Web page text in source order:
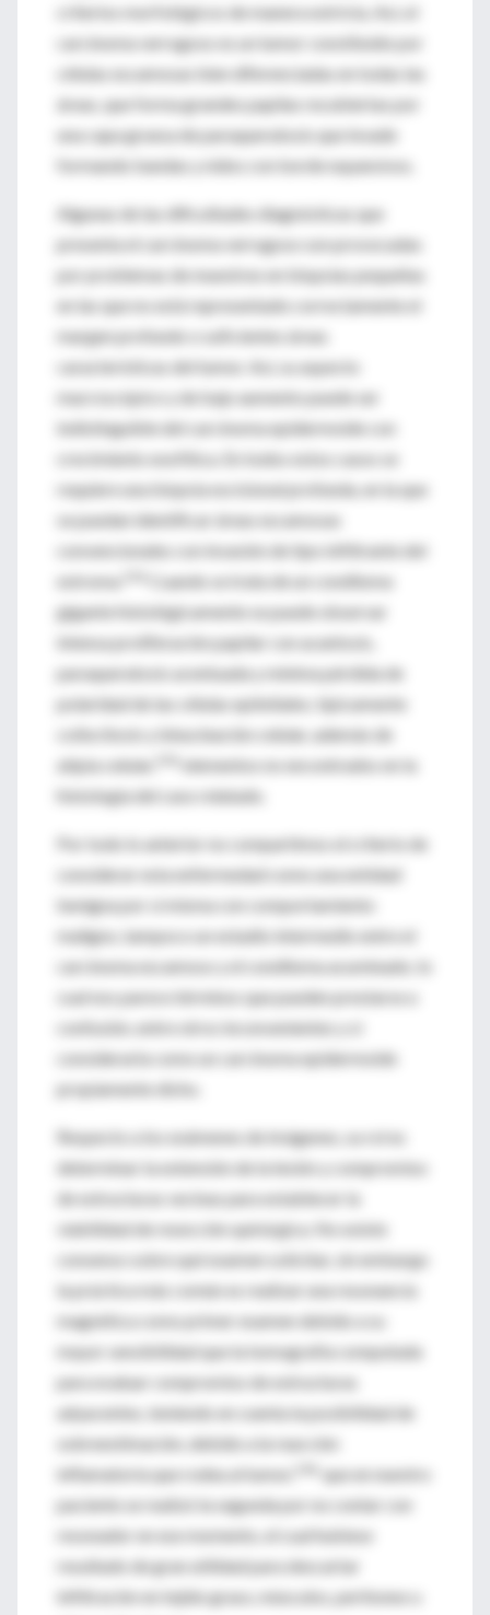
criterios morfológicos de manera estricta. Así, el
carcinoma verrugoso es un tumor constituido por
células escamosas bien diferenciadas en todas las
áreas, que forma grandes papilas recubiertas por
una capa gruesa de paraqueratosis que invade
formando bandas y nidos con borde expansivos.
Algunas de las dificultades diagnósticas que
presenta el carcinoma verrugoso son provocadas
por problemas de muestreo en biopsias pequeñas
en las que no está representado correctamente el
margen profundo o suficientes áreas
características del tumor. Así, su aspecto
macroscópico y de bajo aumento puede ser
indistinguible del carcinoma epidermoide con
crecimiento exofítica. En todos estos casos se
requiere una biopsia escisional profunda, en la que
se puedan identificar áreas escamosas
convencionales con invasión de tipo infiltrante del
estroma.
Cuando se trata de un condiloma
gigante histológicamente se puede observar
intensa proliferación papilar con acantosis,
paraqueratosis acentuada y mínima pérdida de
polaridad de las células epiteliales; típicamente
coilocitosis y binucleación celular, además de
atipia celular,
elementos no encontrados en la
histología del caso relatado.
Por todo lo anterior no compartimos el criterio de
considerar esta enfermedad como una entidad
benigna por sí misma con comportamiento
maligno, tampoco un estadio intermedio entre el
carcinoma escamoso y el condiloma acuminado; lo
cual nos parece términos que pueden prestarse a
confusión, entre otros inconvenientes y si
considerarla como un carcinoma epidermoide
propiamente dicho.
Respecto a los exámenes de imágenes, su rol es
determinar la extensión de la lesión y compromiso
de estructuras vecinas para establecer la
viabilidad de resección quirúrgica. No existe
consenso sobre qué examen solicitar, sin embargo
la práctica más común es realizar una resonancia
magnética como primer examen debido a su
mayor sensibilidad que la tomografía computada
para evaluar compromiso de estructuras
adyacentes, teniendo en cuenta la posibilidad de
sobreestimación, debido a la reacción
inflamatoria que rodea al tumor,
que en nuestro
paciente se realizó la segunda por no contar con
resonador en ese momento, el cual hubiese
resultado de gran utilidad para descartar
infiltración en tejido graso, músculos, peritoneo u